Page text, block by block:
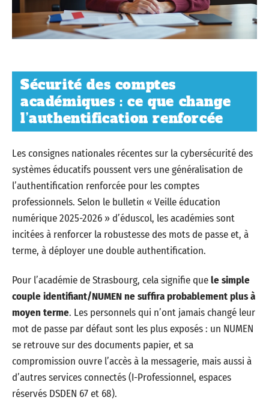
Sécurité des comptes
académiques : ce que change
l’authentification renforcée
Les consignes nationales récentes sur la cybersécurité des
systèmes éducatifs poussent vers une généralisation de
l’authentification renforcée pour les comptes
professionnels. Selon le bulletin « Veille éducation
numérique 2025-2026 » d’éduscol, les académies sont
incitées à renforcer la robustesse des mots de passe et, à
terme, à déployer une double authentification.
Pour l’académie de Strasbourg, cela signifie quele simple
couple identifiant/NUMEN ne suffira probablement plus à
moyen terme. Les personnels qui n’ont jamais changé leur
mot de passe par défaut sont les plus exposés : un NUMEN
se retrouve sur des documents papier, et sa
compromission ouvre l’accès à la messagerie, mais aussi à
d’autres services connectés (I-Professionnel, espaces
réservés DSDEN 67 et 68).